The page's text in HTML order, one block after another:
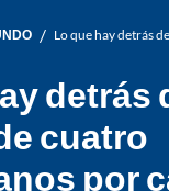
/ Lo que hay detrás
detrás
cuatro
por